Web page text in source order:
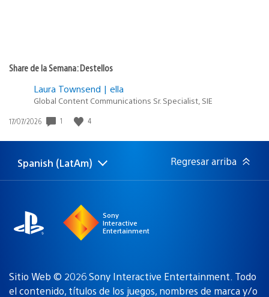
Share de la Semana: Destellos
Laura Townsend | ella
Global Content Communications Sr. Specialist, SIE
Fecha
publicación:
17/07/2026 1 4
Elige
una
Región
actual:
Spanish (LatAm) Regresar arriba
Sony
Interactive
Entertainment
Sitio Web © 2026 Sony Interactive Entertainment. Todo
el contenido, títulos de los juegos, nombres de marca y/o